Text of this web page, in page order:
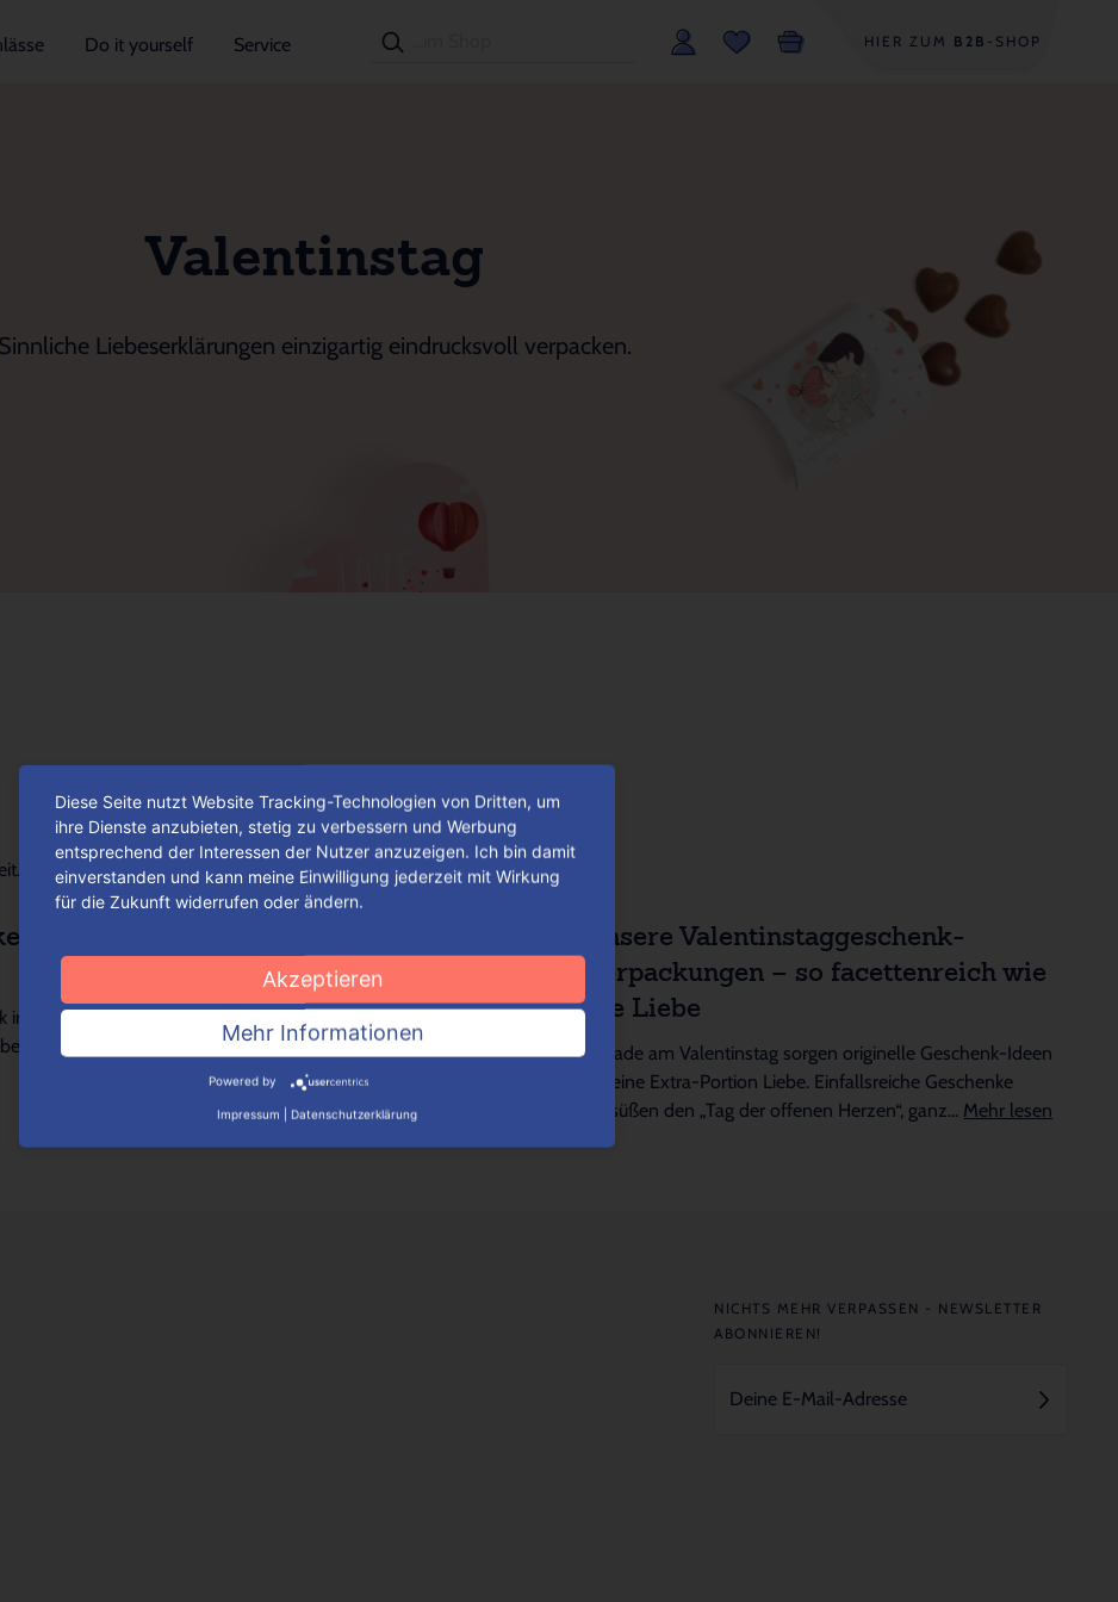
Do it yourself Service HIER ZUM B2B -SHOP
Valentinstag
Sinnliche Liebeserklärungen einzigartig eindrucksvoll verpacken.
in
mit einem sagenhaften Brauchtum
Einer Sage zufolge wird die Tradition auf den italienischen
Bischof Valentin von Terni zurückgeführt.
Unsere Valentinstaggeschenk-
Verpackungen – so facettenreich wie
die Liebe
Gerade am Valentinstag sorgen originelle Geschenk-Ideen
für eine Extra-Portion Liebe. Einfallsreiche Geschenke
versüßen den „Tag der offenen Herzen“, ganz... Mehr lesen
NICHTS MEHR VERPASSEN - NEWSLETTER
ABONNIEREN!
Diese Seite nutzt Website Tracking-Technologien von Dritten, um
ihre Dienste anzubieten, stetig zu verbessern und Werbung
entsprechend der Interessen der Nutzer anzuzeigen. Ich bin damit
einverstanden und kann meine Einwilligung jederzeit mit Wirkung
für die Zukunft widerrufen oder ändern.
Akzeptieren
Mehr Informationen
Powered by
Impressum Datenschutzerklärung